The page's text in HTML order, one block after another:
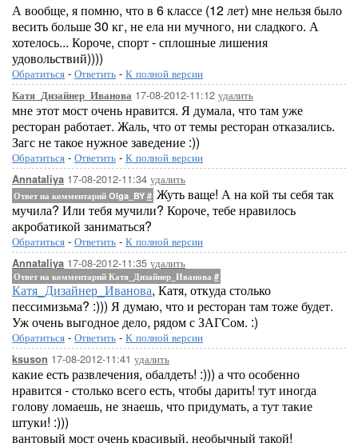
А вообще, я помню, что в 6 классе (12 лет) мне нельзя было
весить больше 30 кг, не ела ни мучного, ни сладкого. А
хотелось... Короче, спорт - сплошные лишения
удовольствий))))
Обратиться - Ответить - К полной версии
Катя_Дизайнер_Иванова 17-08-2012-11:12 удалить
мне этот мост очень нравится. Я думала, что там уже
ресторан работает. Жаль, что от темы ресторан отказались.
Загс не такое нужное заведение :))
Обратиться - Ответить - К полной версии
Annataliya 17-08-2012-11:34 удалить
Ответ на комментарий Olga_BY # Жуть ваще! А на кой ты себя так
мучила? Или тебя мучили? Короче, тебе нравилось
акробатикой заниматься?
Обратиться - Ответить - К полной версии
Annataliya 17-08-2012-11:35 удалить
Ответ на комментарий Катя_Дизайнер_Иванова #
Катя_Дизайнер_Иванова, Катя, откуда столько
пессимизьма? :))) Я думаю, что и ресторан там тоже будет.
Уж очень выгодное дело, рядом с ЗАГСом. :)
Обратиться - Ответить - К полной версии
ksuson 17-08-2012-11:41 удалить
какие есть развлечения, обалдеть! :))) а что особенно
нравится - столько всего есть, чтобы дарить! тут иногда
голову ломаешь, не знаешь, что придумать, а тут такие
штуки! :)))
вантовый мост очень красивый, необычный такой!